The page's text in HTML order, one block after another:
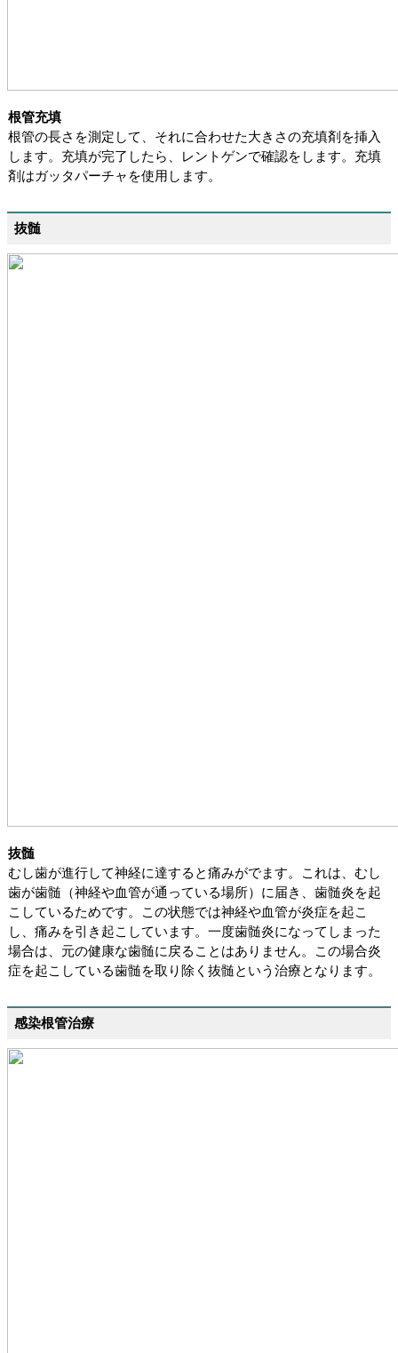
根管充填
根管の長さを測定して、それに合わせた大きさの充填剤を挿入
します。充填が完了したら、レントゲンで確認をします。充填
剤はガッタパーチャを使用します。
抜髄
抜髄
むし歯が進行して神経に達すると痛みがでます。これは、むし
歯が歯髄（神経や血管が通っている場所）に届き、歯髄炎を起
こしているためです。この状態では神経や血管が炎症を起こ
し、痛みを引き起こしています。一度歯髄炎になってしまった
場合は、元の健康な歯髄に戻ることはありません。この場合炎
症を起こしている歯髄を取り除く抜髄という治療となります。
感染根管治療